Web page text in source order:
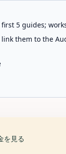
5 guides;
them to the
を見る